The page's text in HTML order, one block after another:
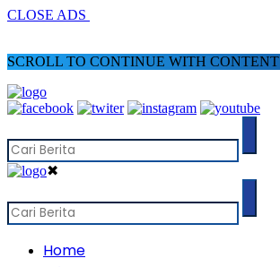
CLOSE ADS
SCROLL TO CONTINUE WITH CONTENT
✖
Home